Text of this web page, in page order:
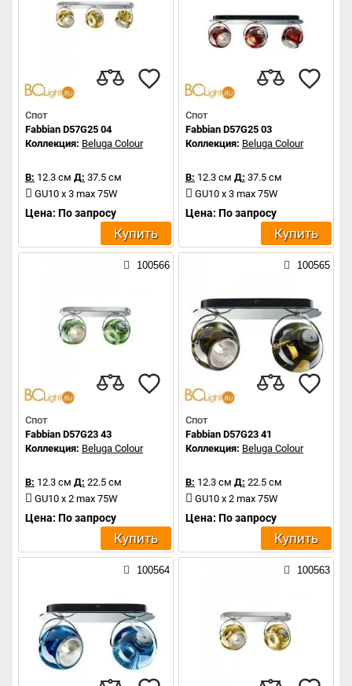
Спот
Fabbian D57G25 04
Коллекция: Beluga Colour
В: 12.3 см Д: 37.5 см
GU10 x 3 max 75W
Цена: По запросу
Купить
Спот
Fabbian D57G25 03
Коллекция: Beluga Colour
В: 12.3 см Д: 37.5 см
GU10 x 3 max 75W
Цена: По запросу
Купить
100566
Спот
Fabbian D57G23 43
Коллекция: Beluga Colour
В: 12.3 см Д: 22.5 см
GU10 x 2 max 75W
Цена: По запросу
Купить
100565
Спот
Fabbian D57G23 41
Коллекция: Beluga Colour
В: 12.3 см Д: 22.5 см
GU10 x 2 max 75W
Цена: По запросу
Купить
100564 100563